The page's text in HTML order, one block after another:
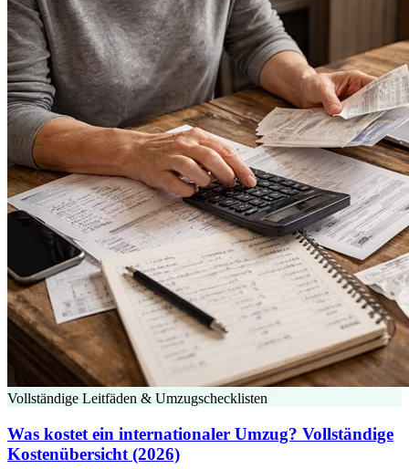
Vollständige Leitfäden & Umzugschecklisten
Was kostet ein internationaler Umzug? Vollständige
Kostenübersicht (2026)